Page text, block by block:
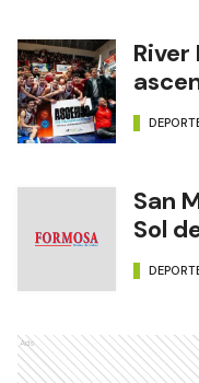
San
Sol
Ads